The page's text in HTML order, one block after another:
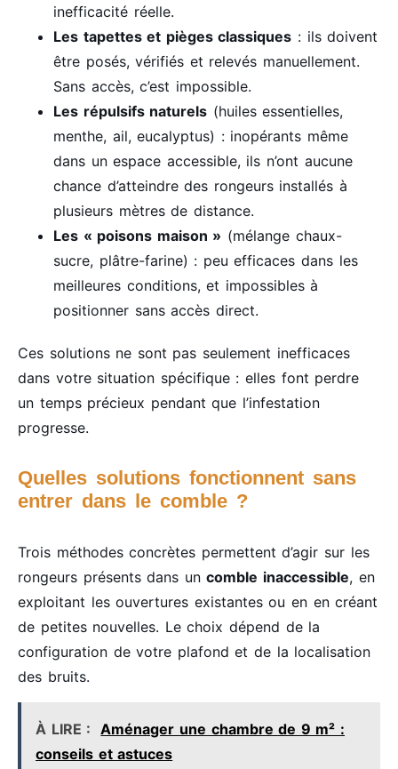
inefficacité réelle.
Les tapettes et pièges classiques : ils doivent
être posés, vérifiés et relevés manuellement.
Sans accès, c’est impossible.
Les répulsifs naturels (huiles essentielles,
menthe, ail, eucalyptus) : inopérants même
dans un espace accessible, ils n’ont aucune
chance d’atteindre des rongeurs installés à
plusieurs mètres de distance.
Les « poisons maison » (mélange chaux-
sucre, plâtre-farine) : peu efficaces dans les
meilleures conditions, et impossibles à
positionner sans accès direct.
Ces solutions ne sont pas seulement inefficaces
dans votre situation spécifique : elles font perdre
un temps précieux pendant que l’infestation
progresse.
Quelles solutions fonctionnent sans
entrer dans le comble ?
Trois méthodes concrètes permettent d’agir sur les
rongeurs présents dans uncomble inaccessible, en
exploitant les ouvertures existantes ou en en créant
de petites nouvelles. Le choix dépend de la
configuration de votre plafond et de la localisation
des bruits.
À LIRE :
Aménager une chambre de 9 m² :
conseils et astuces